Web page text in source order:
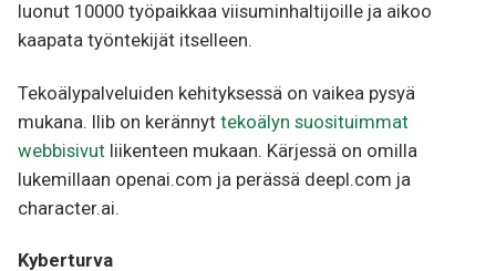
luonut 10000 työpaikkaa viisuminhaltijoille ja aikoo
kaapata työntekijät itselleen.
Tekoälypalveluiden kehityksessä on vaikea pysyä
mukana. Ilib on kerännyt tekoälyn suosituimmat
webbisivut liikenteen mukaan. Kärjessä on omilla
lukemillaan openai.com ja perässä deepl.com ja
character.ai.
Kyberturva